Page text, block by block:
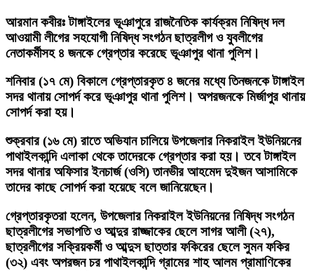
আরমান কবীরঃটাঙ্গাইলের ভূঞাপুরে রাজনৈতিক কার্যক্রম নিষিদ্ধ দল
আওয়ামী লীগের সহযোগী নিষিদ্ধ সংগঠন ছাত্রলীগ ও যুবলীগের
নেতাকর্মীসহ ৪ জনকে গ্রেপ্তার করেছে ভূঞাপুর থানা পুলিশ।
শনিবার (১৭ মে) বিকালে গ্রেপ্তারকৃত ৪ জনের মধ্যে তিনজনকে টাঙ্গাইল
সদর থানায় সোপর্দ করে ভূঞাপুর থানা পুলিশ। অপরজনকে মির্জাপুর থানায়
সোপর্দ করা হয়।
শুক্রবার (১৬ মে) রাতে অভিযান চালিয়ে উপজেলার নিকরাইল ইউনিয়নের
পাথাইলকান্দি এলাকা থেকে তাদেরকে গ্রেপ্তার করা হয়। তবে টাঙ্গাইল
সদর থানার অফিসার ইনচার্জ (ওসি) তানভীর আহমেদ দুইজন আসামিকে
তাদের কাছে সোপর্দ করা হয়েছে বলে জানিয়েছেন।
গ্রেপ্তারকৃতরা হলেন, উপজেলার নিকরাইল ইউনিয়নের নিষিদ্ধ সংগঠন
ছাত্রলীগের সভাপতি ও আব্দুর রাজ্জাকের ছেলে সাগর আলী (২৭),
ছাত্রলীগের সক্রিয়কর্মী ও আব্দুস ছাত্তার ফকিরের ছেলে সুমন ফকির
(৩২) এবং অপরজন চর পাথাইলকান্দি গ্রামের শাহ আলম প্রামাণিকের